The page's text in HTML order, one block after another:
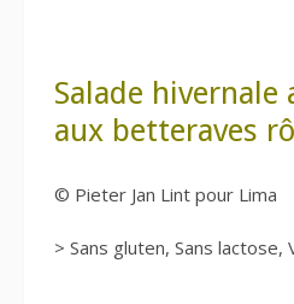
Salade
aux betteraves
© Pieter Jan Lint pour Lima
> Sans gluten, Sans lactose,